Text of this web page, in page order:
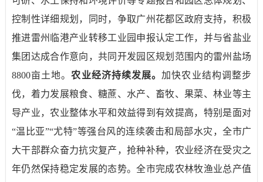
控制性详细规划，同时，争取广州花都区政府支持，积极
推进雷州临港产业转移工业园申报认定工作，并与省盐业
集团达成合作意向，共同开发园区规划范围内的雷州盐场
8800亩土地。农业经济持续发展。加快农业结构调整步
伐，着力发展粮食、糖蔗、水产、畜牧、果菜、林业等主
导产业，农业整体水平和效益得到有效提高，特别是面对
“温比亚”“尤特”等强台风的连续袭击和局部水灾，全市广
大干部群众奋力抗灾复产，抢种补种，农业经济在受灾之
年仍然保持稳定发展的态势。全市完成农林牧渔业总产值